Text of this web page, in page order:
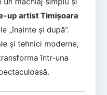
up artist Timișoara
„înainte și după”.
și tehnici moderne,
într-una